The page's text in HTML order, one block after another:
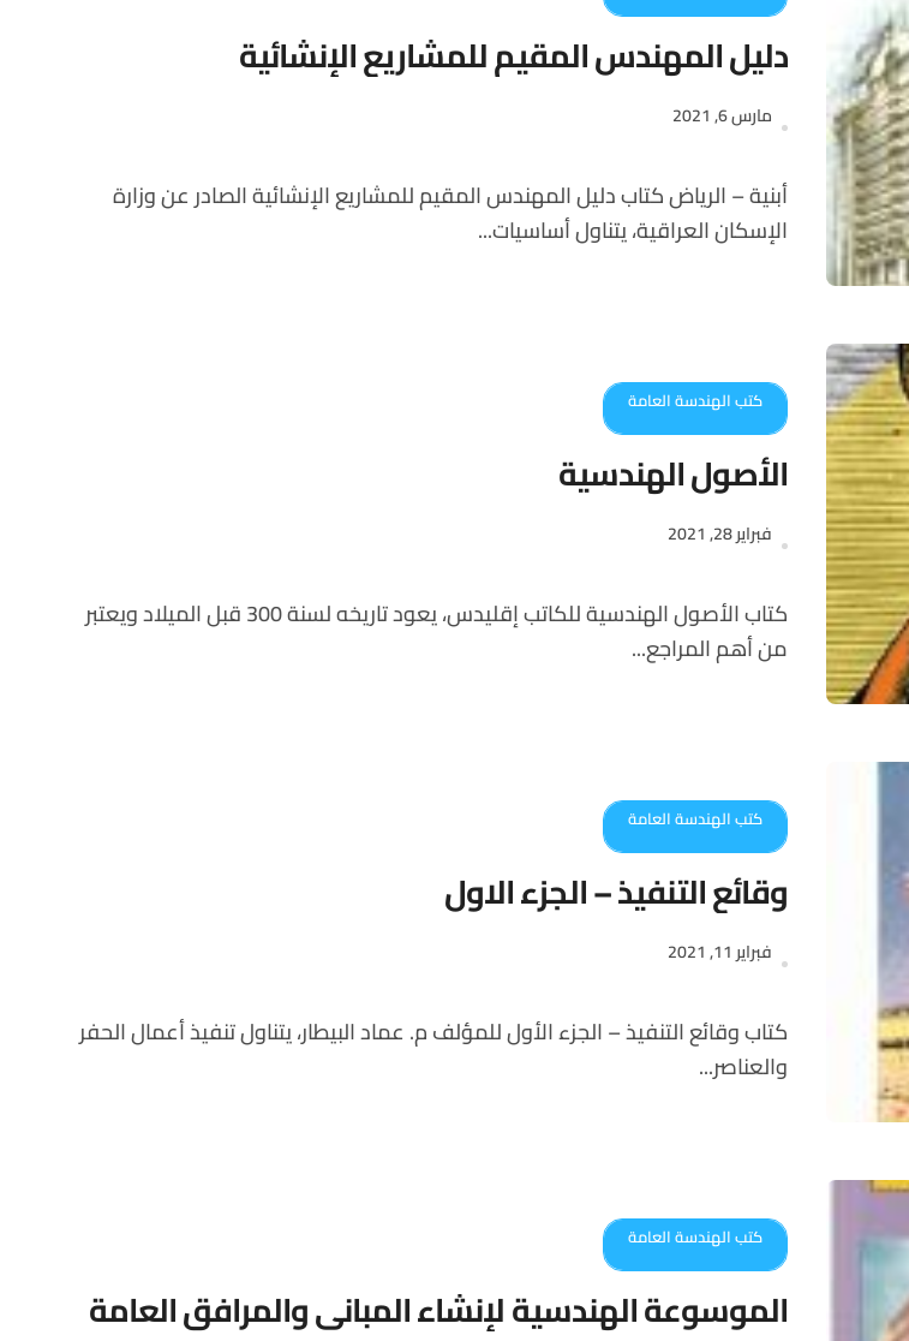
دليل المهندس المقيم للمشاريع الإنشائية
مارس 6, 2021
أبنية – الرياض كتاب دليل المهندس المقيم للمشاريع الإنشائية الصادر عن وزارة
الإسكان العراقية، يتناول أساسيات...
كتب الهندسة العامة
الأصول الهندسية
فبراير 28, 2021
كتاب الأصول الهندسية للكاتب إقليدس، يعود تاريخه لسنة 300 قبل الميلاد ويعتبر
من أهم المراجع...
كتب الهندسة العامة
وقائع التنفيذ – الجزء الاول
فبراير 11, 2021
كتاب وقائع التنفيذ – الجزء الأول للمؤلف م. عماد البيطار، يتناول تنفيذ أعمال الحفر
والعناصر...
كتب الهندسة العامة
الموسوعة الهندسية لإنشاء المباني والمرافق العامة